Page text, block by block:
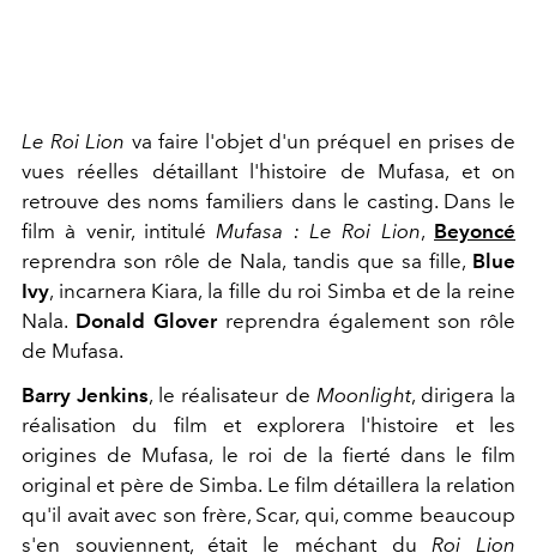
Le Roi Lion va faire l'objet d'un préquel en prises de
vues réelles détaillant l'histoire de Mufasa, et on
retrouve des noms familiers dans le casting. Dans le
film à venir, intituléMufasa : Le Roi Lion, Beyoncé
reprendra son rôle de Nala, tandis que sa fille, Blue
Ivy, incarnera Kiara, la fille du roi Simba et de la reine
Nala. Donald Gloverreprendra également son rôle
de Mufasa.
Barry Jenkins, le réalisateur de Moonlight, dirigera la
réalisation du film et explorera l'histoire et les
origines de Mufasa, le roi de la fierté dans le film
original et père de Simba. Le film détaillera la relation
qu'il avait avec son frère, Scar, qui, comme beaucoup
s'en souviennent, était le méchant duRoi Lion